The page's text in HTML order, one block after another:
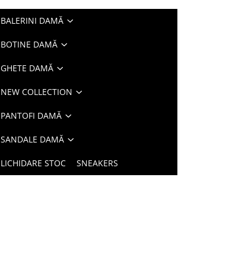
BALERINI DAMĂ
BOTINE DAMĂ
GHETE DAMĂ
NEW COLLECTION
PANTOFI DAMĂ
SANDALE DAMĂ
LICHIDARE STOC SNEAKERS